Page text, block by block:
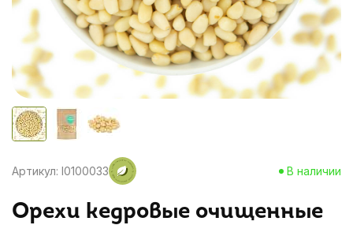
Артикул: I0100033 В наличии
Орехи кедровые очищенные